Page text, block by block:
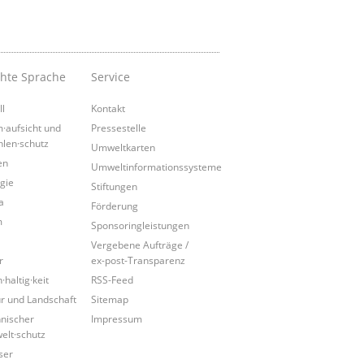
Sprache
und
und Landschaft
Service
Kontakt
Pressestelle
Umweltkarten
Umweltinformationssysteme
Stiftungen
Förderung
Sponsoringleistungen
Vergebene Aufträge /
ex-post-Transparenz
RSS-Feed
Sitemap
Impressum